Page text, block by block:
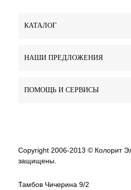
КАТАЛОГ
НАШИ ПРЕДЛОЖЕНИЯ
ПОМОЩЬ И СЕРВИСЫ
Copyright 2006-2013 © Колорит
защищены.
Тамбов Чичерина 9/2